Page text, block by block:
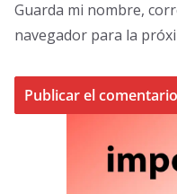
Guarda mi nombre,
navegador para la